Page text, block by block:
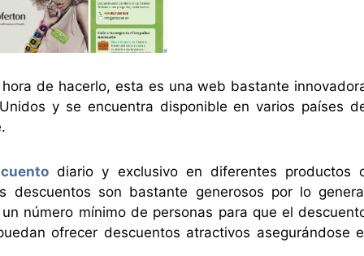
de hacerlo, esta es una web bastante
y se encuentra disponible en varios países
diario y exclusivo en diferentes productos
descuentos son bastante generosos por lo
número mínimo de personas para que el
ofrecer descuentos atractivos asegurándose